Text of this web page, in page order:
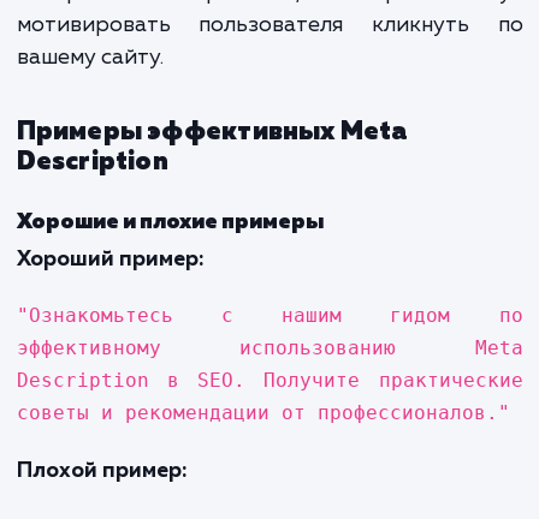
поисковым системам понять, насколько
Они также выделяются жирным
результатах поиска, если
Язык и стиль
Описание должно быть написано
понятным языком, чтобы привлечь
читателя. Используйте активный
конкретные выражения, которые
вашему сайту.